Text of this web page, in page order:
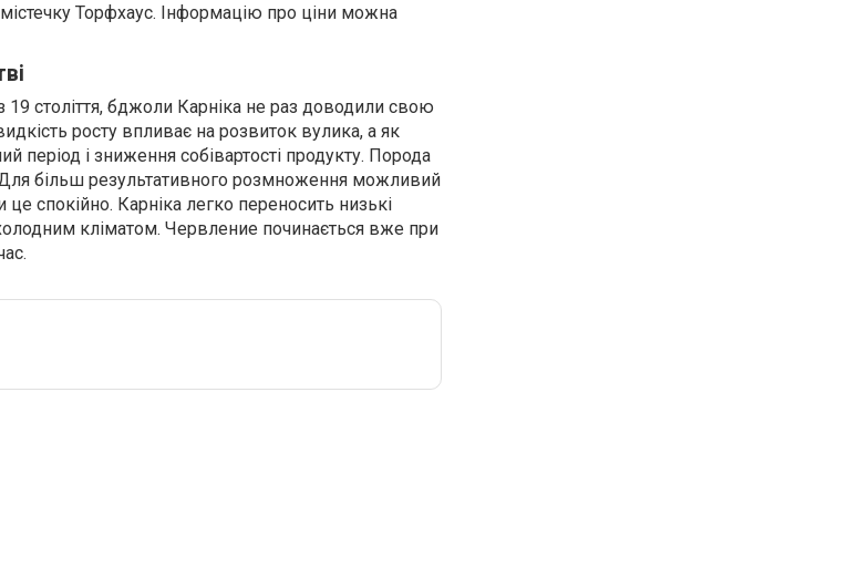
Торфхаус. Інформацію про ціни можна
19 століття, бджоли Карніка не раз доводили свою
росту впливає на розвиток вулика, а як
період і зниження собівартості продукту. Порода
Для більш результативного розмноження можливий
спокійно. Карніка легко переносить низькі
кліматом. Червление починається вже при